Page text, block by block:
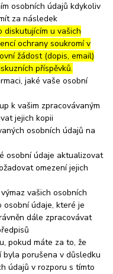
osobních údajů kdykoliv
za následek
diskutujícím u vašich
ochrany soukromí v
žádost (dopis, email)
příspěvků.
jaké vaše osobní
k vašim zpracovávaným
jejich kopii
osobních údajů na
osobní údaje aktualizovat
omezení jejich
vašich osobních
osobní údaje, které je
dále zpracovávat
pokud máte za to, že
porušena v důsledku
údajů v rozporu s tímto